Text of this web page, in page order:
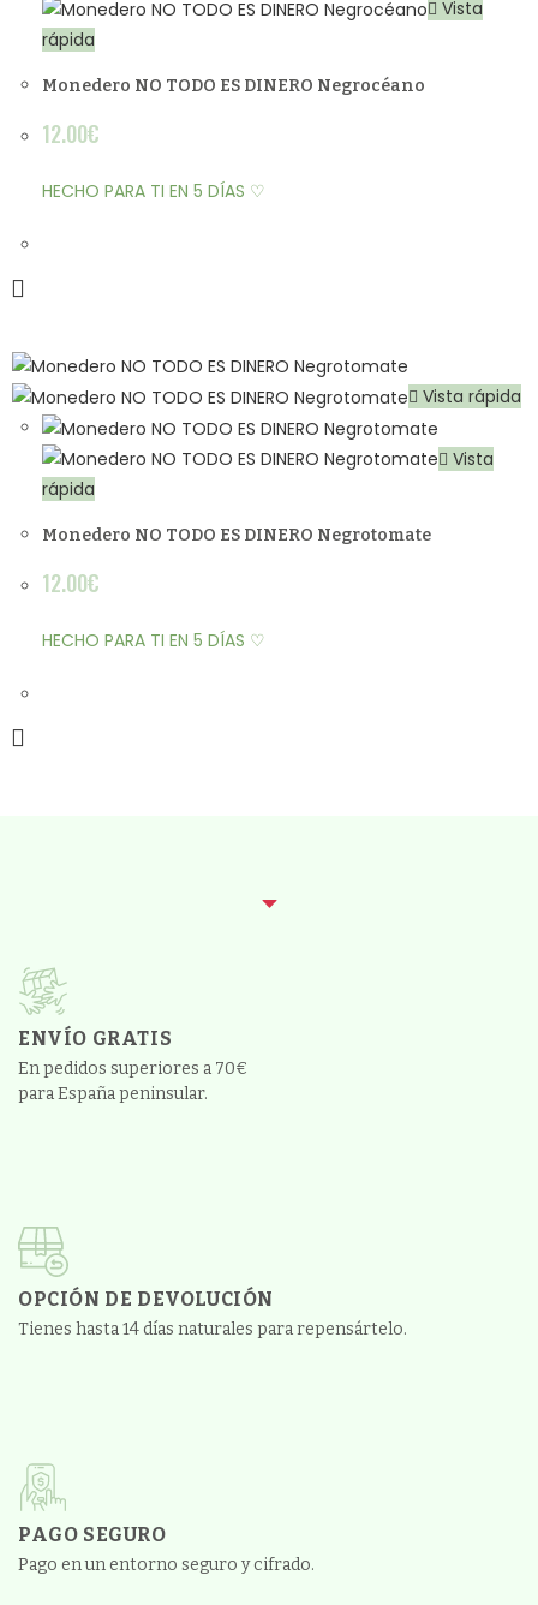
Vista
rápida
Monedero NO TODO ES DINERO Negrocéano
12.00€
HECHO PARA TI EN 5 DÍAS ♡
Vista rápida
Vista
rápida
Monedero NO TODO ES DINERO Negrotomate
12.00€
HECHO PARA TI EN 5 DÍAS ♡
ENVÍO GRATIS
En pedidos superiores a 70€
para España peninsular.
OPCIÓN DE DEVOLUCIÓN
Tienes hasta 14 días naturales para repensártelo.
PAGO SEGURO
Pago en un entorno seguro y cifrado.